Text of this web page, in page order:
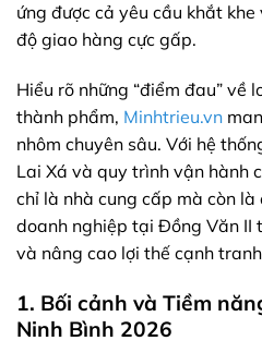
ứng được cả yêu cầu khắt
độ giao hàng cực gấp.
Hiểu rõ những “điểm đau” về
thành phẩm, Minhtrieu.vn
nhôm chuyên sâu. Với hệ
Lai Xá và quy trình vận hành
chỉ là nhà cung cấp mà còn
doanh nghiệp tại Đồng Văn II
và nâng cao lợi thế cạnh
1. Bối cảnh và Tiềm
Ninh Bình 2026